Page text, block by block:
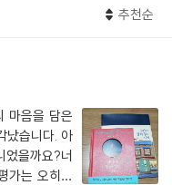
거의 사람이 보낸 고민 상담
고 생각했다가 하늘에서 툭
기 시작한다. 하나로 그칠
세 사람은 고민을 적어 보낸
진심으로 걱정하게 된다.
한 사연이 담겨 있고 세 번째
었던 ‘나미야 유지’가 어떻
추천순
마음을 담은
났습니다. 아
을까요?너
가는 오히려